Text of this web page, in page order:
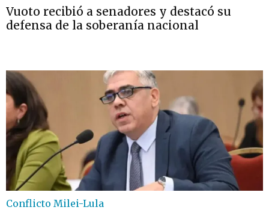
Vuoto recibió a senadores y destacó su
defensa de la soberanía nacional
Conflicto Milei-Lula